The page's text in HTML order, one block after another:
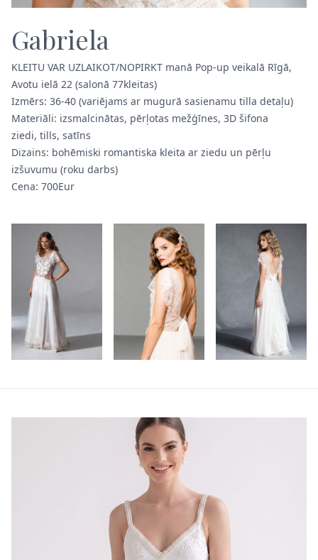
Gabriela
KLEITU VAR UZLAIKOT/NOPIRKT manā Pop-up veikalā Rīgā,
Avotu ielā 22 (salonā 77kleitas)
Izmērs: 36-40 (variējams ar mugurā sasienamu tilla detaļu)
Materiāli: izsmalcinātas, pērļotas mežģīnes, 3D šifona
ziedi, tills, satīns
Dizains: bohēmiski romantiska kleita ar ziedu un pērļu
izšuvumu (roku darbs)
Cena: 700Eur